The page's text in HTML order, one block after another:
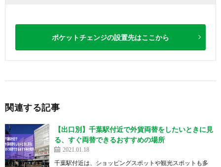
ポケットチェンジの設置先はここから
関連する記事
【出口別】千葉駅付近で外貨両替をしたいときに見
る、すぐ両替できるおすすめの場所
2021.01.18
千葉駅付近は、ショッピングスポットや観光スポットも多